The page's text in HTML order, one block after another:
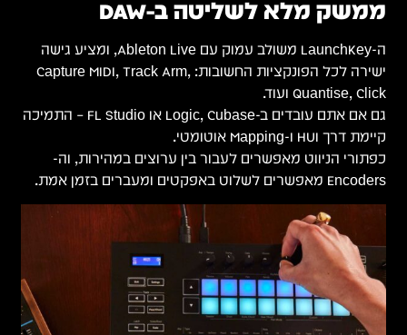
ממשק מלא לשליטה ב-DAW
ה-LaunchKey משולב עמוק עם Ableton Live, ומציע גישה
ישירה לכל הפונקציות החשובות: Capture MIDI, Track Arm,
Quantise, Click ועוד.
גם אם אתם עובדים ב-Logic, Cubase או FL Studio – התמיכה
קיימת דרך HUI ו-Mapping אוטומטי.
כפתורי הניווט מאפשרים לעבור בין ערוצים במהירות, וה-
Encoders מאפשרים לשלוט באפקטים ומעברים בזמן אמת.